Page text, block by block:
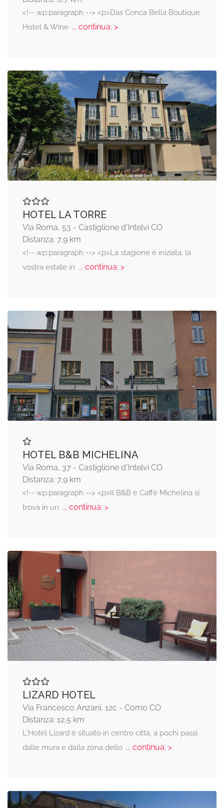
<!-- wp:paragraph --> <p>Das Conca Bella Boutique
Hotel & Wine... continua: >
HOTEL LA TORRE
Via Roma, 53 - Castiglione d'Intelvi CO
Distanza: 7,9 km
<!-- wp:paragraph --> <p>La stagione è iniziata: la
vostra estate in ... continua: >
HOTEL B&B MICHELINA
Via Roma, 37 - Castiglione d'Intelvi CO
Distanza: 7,9 km
<!-- wp:paragraph --> <p>Il B&B e Caffè Michelina si
trova in un ... continua: >
LIZARD HOTEL
Via Francesco Anzani, 12c - Como CO
Distanza: 12,5 km
L‘Hotel Lizard è situato in centro città, a pochi passi
dalle mura e dalla zona dello... continua: >